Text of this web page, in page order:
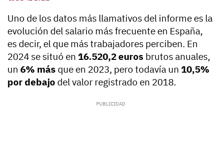
Uno de los datos más llamativos del informe es la
evolución del salario más frecuente en España,
es decir, el que más trabajadores perciben. En
2024 se situó en 16.520,2 euros brutos anuales,
un 6% más que en 2023, pero todavía un 10,5%
por debajo del valor registrado en 2018.